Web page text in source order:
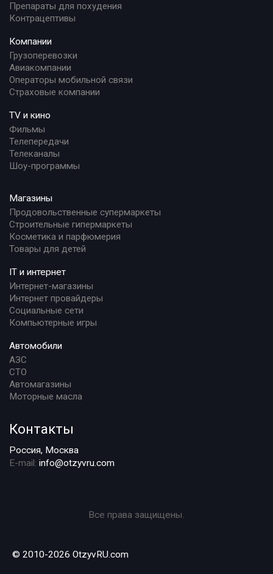
Препараты для похудения
Контрацептивы
Компании
Грузоперевозки
Авиакомпании
Операторы мобильной связи
Страховые компании
TV и кино
Фильмы
Телепередачи
Телеканалы
Шоу-программы
Магазины
Продовольственные супермаркеты
Строительные гипермаркеты
Косметика и парфюмерия
Товары для детей
IT и интернет
Интернет-магазины
Интернет провайдеры
Социальные сети
Компьютерные игры
Автомобили
АЗС
СТО
Автомагазины
Моторные масла
Контакты
Россия, Москва
E-mail: info@otzyvru.com
Все права защищены.
© 2010-2026 OtzyvRU.com